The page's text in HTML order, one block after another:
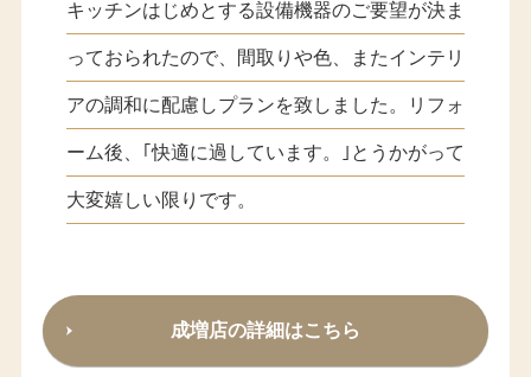
キッチンはじめとする設備機器のご要望が決ま
っておられたので、間取りや色、またインテリ
アの調和に配慮しプランを致しました。リフォ
ーム後、｢快適に過しています。｣とうかがって
大変嬉しい限りです。
成増店の詳細はこちら